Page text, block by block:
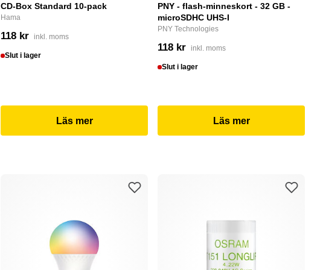
CD-Box Standard 10-pack
Hama
118 kr inkl. moms
Slut i lager
Läs mer
PNY - flash-minneskort - 32 GB -
microSDHC UHS-I
PNY Technologies
118 kr inkl. moms
Slut i lager
Läs mer